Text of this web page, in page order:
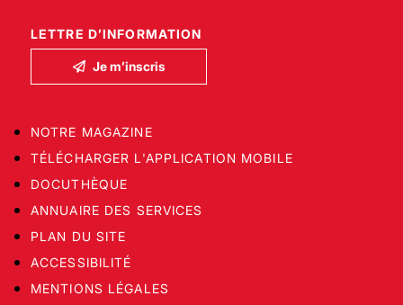
LETTRE D’INFORMATION
Je m’inscris
NOTRE MAGAZINE
TÉLÉCHARGER L'APPLICATION MOBILE
DOCUTHÈQUE
ANNUAIRE DES SERVICES
PLAN DU SITE
ACCESSIBILITÉ
MENTIONS LÉGALES